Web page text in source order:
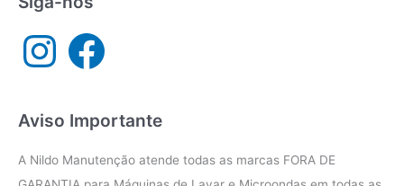
n
a
m
a
c
Aviso Importante
A Nildo Manutenção atende todas as marcas FORA DE